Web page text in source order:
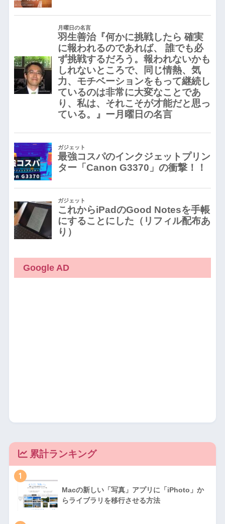
Google AD
累計ランキング
1
Macの新しい「写真」アプリに「iPhoto」か
らライブラリを移行させる方法